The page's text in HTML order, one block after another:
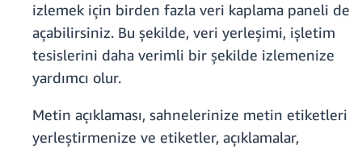
izlemek için birden fazla veri kaplama paneli de
açabilirsiniz. Bu şekilde, veri yerleşimi, işletim
tesislerini daha verimli bir şekilde izlemenize
yardımcı olur.
Metin açıklaması, sahnelerinize metin etiketleri
yerleştirmenize ve etiketler, açıklamalar,